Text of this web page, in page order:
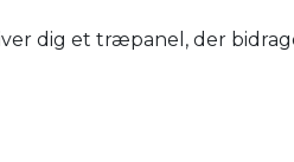
dig et træpanel, der